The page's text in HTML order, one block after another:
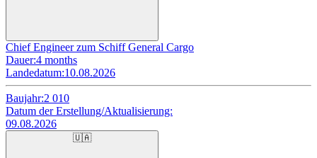
Chief Engineer zum Schiff General Cargo
Dauer:4 months
Landedatum:10.08.2026
Baujahr:2 010
Datum der Erstellung/Aktualisierung:
09.08.2026
🇺🇦